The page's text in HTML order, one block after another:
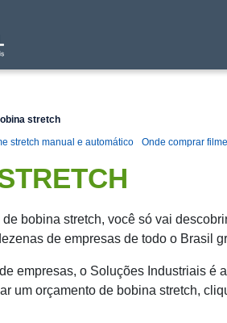
stretch
stretch manual e automático Onde comprar
bobina stretch, você só vai
de empresas de todo o Brasil
empresas, o Soluções Industriais é
um orçamento de bobina stretch,